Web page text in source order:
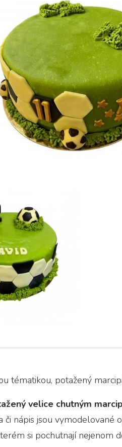
tématikou, potažený
velice chutným
či nápis jsou vymodelované
si pochutnají nejenom